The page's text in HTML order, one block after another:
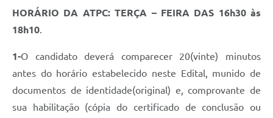
HORÁRIO DA ATPC: TERÇA – FEIRA DAS 16h30 às
18h10.
1-O candidato deverá comparecer 20(vinte) minutos
antes do horário estabelecido neste Edital, munido de
documentos de identidade(original) e, comprovante de
sua habilitação (cópia do certificado de conclusão ou